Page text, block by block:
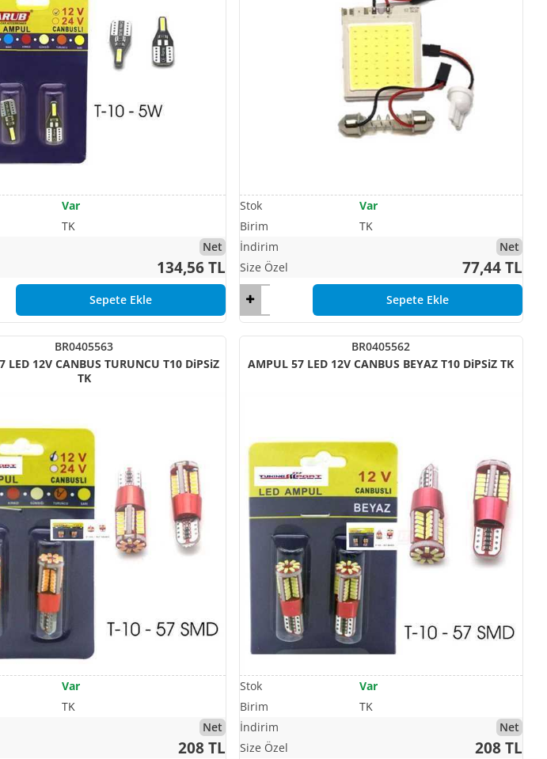
TK
Net
134,56 TL
Var
Sepete Ekle
TK
Net
77,44 TL
Var
Sepete Ekle
BR0405563
TURUNCU T10 DiPSiZ
TK
TK
Net
208 TL
Var
BR0405562
AMPUL 57 LED 12V CANBUS BEYAZ T10 DiPSiZ TK
TK
Net
208 TL
Var